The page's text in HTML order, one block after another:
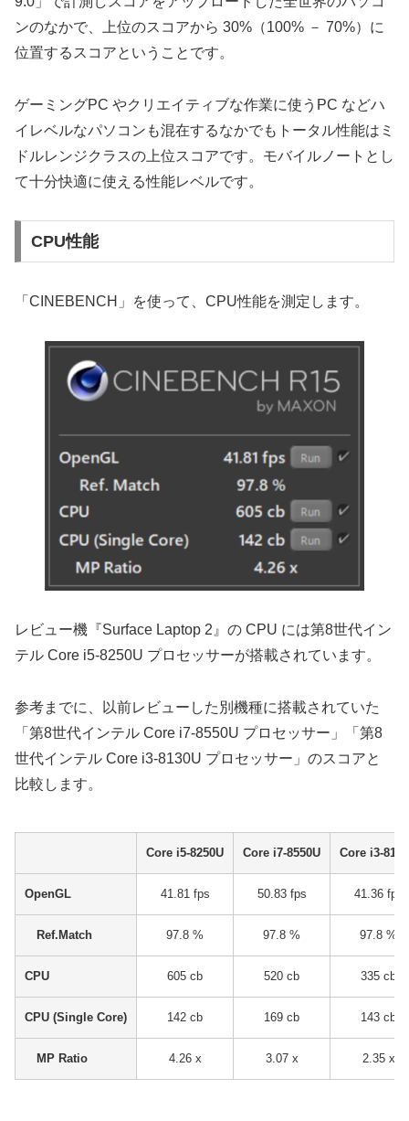
ンのなかで、上位のスコアから 30%（100% － 70%）に
位置するスコアということです。
ゲーミングPC やクリエイティブな作業に使うPC などハ
イレベルなパソコンも混在するなかでもトータル性能はミ
ドルレンジクラスの上位スコアです。モバイルノートとし
て十分快適に使える性能レベルです。
CPU性能
「CINEBENCH」を使って、CPU性能を測定します。
レビュー機『Surface Laptop 2』の CPU には第8世代イン
テル Core i5-8250U プロセッサーが搭載されています。
参考までに、以前レビューした別機種に搭載されていた
「第8世代インテル Core i7-8550U プロセッサー」「第8
世代インテル Core i3-8130U プロセッサー」のスコアと
比較します。
Core i5-8250U Core i7-8550U Core i3-
OpenGL 41.81 fps 50.83 fps 41.36 fps
Ref.Match 97.8 % 97.8 % 97.8 %
CPU 605 cb 520 cb 335 cb
CPU (Single Core) 142 cb 169 cb 143 cb
MP Ratio 4.26 x 3.07 x 2.35 x